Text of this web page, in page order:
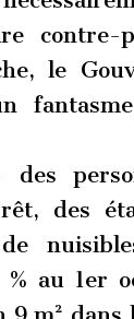
contre-
le
des
% au 1er